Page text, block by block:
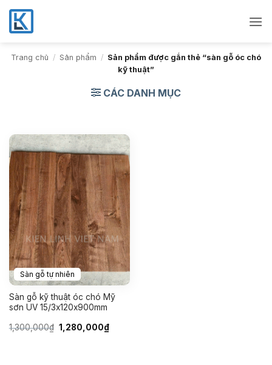
Bỏ
qua
nội
dungTrang chủ / Sản phẩm / Sản phẩm được gắn thẻ “sàn gỗ óc chó
kỹ thuật”
CÁC DANH MỤC
Sàn gỗ tự nhiên
Sàn gỗ kỹ thuật óc chó Mỹ
sơn UV 15/3x120x900mm
1,300,000₫ Giá
gốc
1,280,000₫Giá
hiện